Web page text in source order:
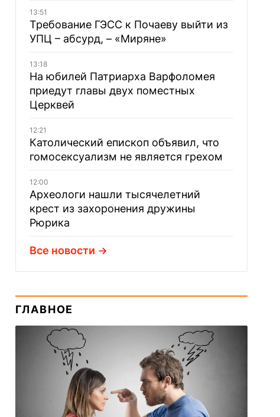
13:51
Требование ГЭСС к Почаеву выйти из
УПЦ – абсурд, – «Миряне»
13:18
На юбилей Патриарха Варфоломея
приедут главы двух поместных
Церквей
12:21
Католический епископ объявил, что
гомосексуализм не является грехом
12:00
Археологи нашли тысячелетний
крест из захоронения дружины
Рюрика
Все новости
ГЛАВНОЕ